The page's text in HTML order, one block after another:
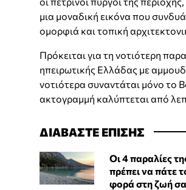
μια μοναδική εικόνα που
ομορφιά και τοπική
Πρόκειται για τη νοτιότερη
ηπειρωτικής Ελλάδας με
νοτιότερα συναντάται μόνο το
ακτογραμμή καλύπτεται από
ΔΙΑΒΑΣΤΕ ΕΠΙΣΗΣ
Οι 4 παραλίες
πρέπει να πάτε
φορά στη ζωή